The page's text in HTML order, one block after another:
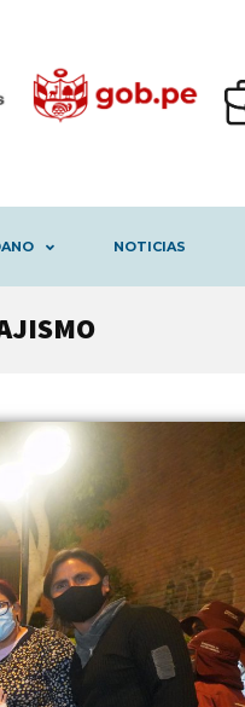
NOTICIAS